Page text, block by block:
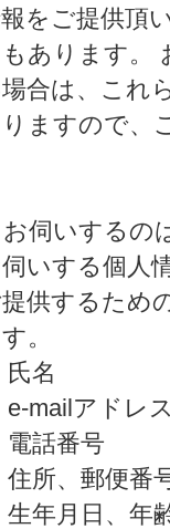
をご提供頂
あります。
合は、これ
ますので、
お伺いするの
いする個人
供するため
。
氏名
e-mailアドレ
電話番号
住所、郵便番
生年月日、年